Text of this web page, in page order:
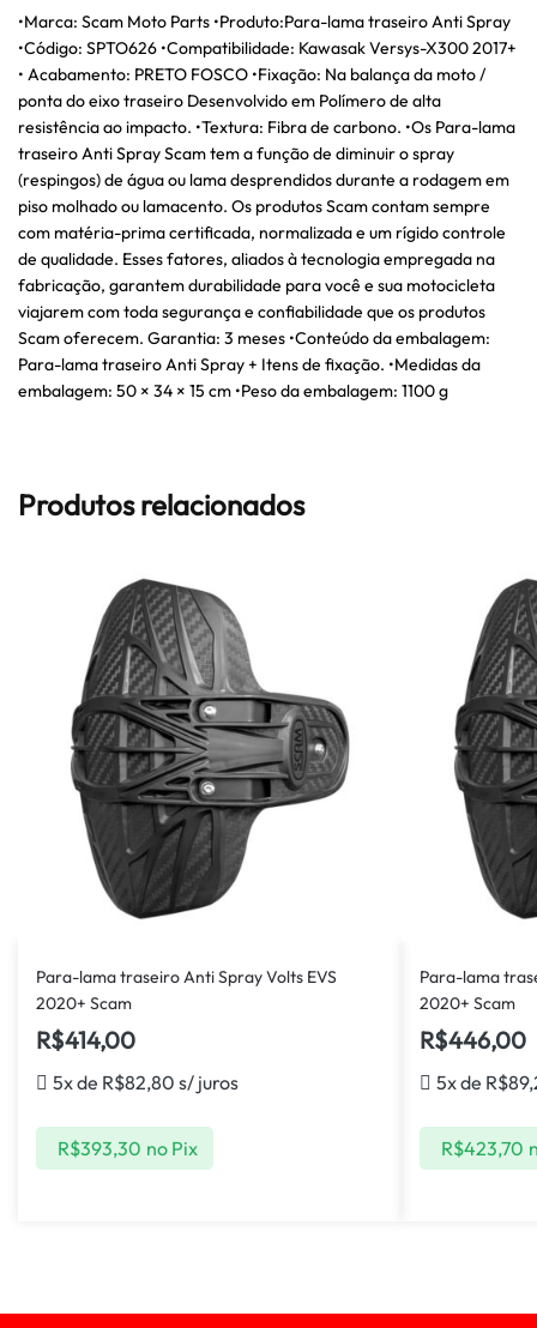
•Marca: Scam Moto Parts •Produto:Para-lama traseiro Anti Spray
•Código: SPTO626 •Compatibilidade: Kawasak Versys-X300 2017+
• Acabamento: PRETO FOSCO •Fixação: Na balança da moto /
ponta do eixo traseiro Desenvolvido em Polímero de alta
resistência ao impacto. •Textura: Fibra de carbono. •Os Para-lama
traseiro Anti Spray Scam tem a função de diminuir o spray
(respingos) de água ou lama desprendidos durante a rodagem em
piso molhado ou lamacento. Os produtos Scam contam sempre
com matéria-prima certificada, normalizada e um rígido controle
de qualidade. Esses fatores, aliados à tecnologia empregada na
fabricação, garantem durabilidade para você e sua motocicleta
viajarem com toda segurança e confiabilidade que os produtos
Scam oferecem. Garantia: 3 meses •Conteúdo da embalagem:
Para-lama traseiro Anti Spray + Itens de fixação. •Medidas da
embalagem: 50 × 34 × 15 cm •Peso da embalagem: 1100 g
Produtos relacionados
Para-lama traseiro Anti Spray Volts EVS
2020+ Scam
R$414,00
5x de R$82,80 s/ juros
R$393,30 no Pix
Para-lama
2020+ Scam
R$446,00
5x de R$
R$423,70